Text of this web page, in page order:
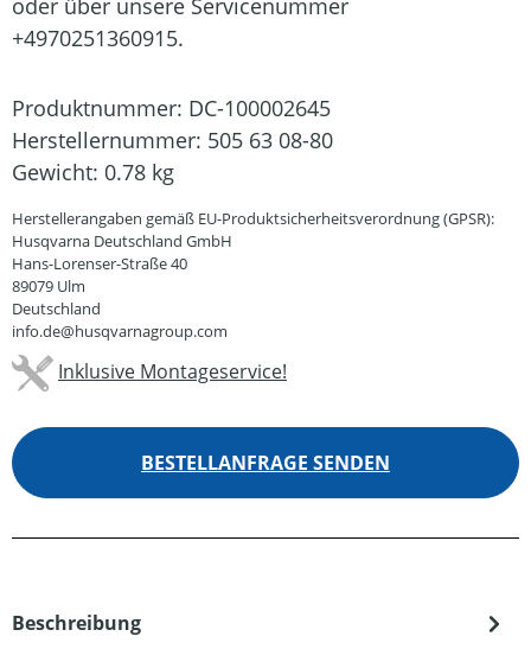
oder über unsere Servicenummer
+4970251360915.
Produktnummer: DC-100002645
Herstellernummer: 505 63 08-80
Gewicht: 0.78 kg
Herstellerangaben gemäß EU-Produktsicherheitsverordnung (GPSR):
Husqvarna Deutschland GmbH
Hans-Lorenser-Straße 40
89079 Ulm
Deutschland
info.de@husqvarnagroup.com
Inklusive Montageservice!
BESTELLANFRAGE SENDEN
Beschreibung